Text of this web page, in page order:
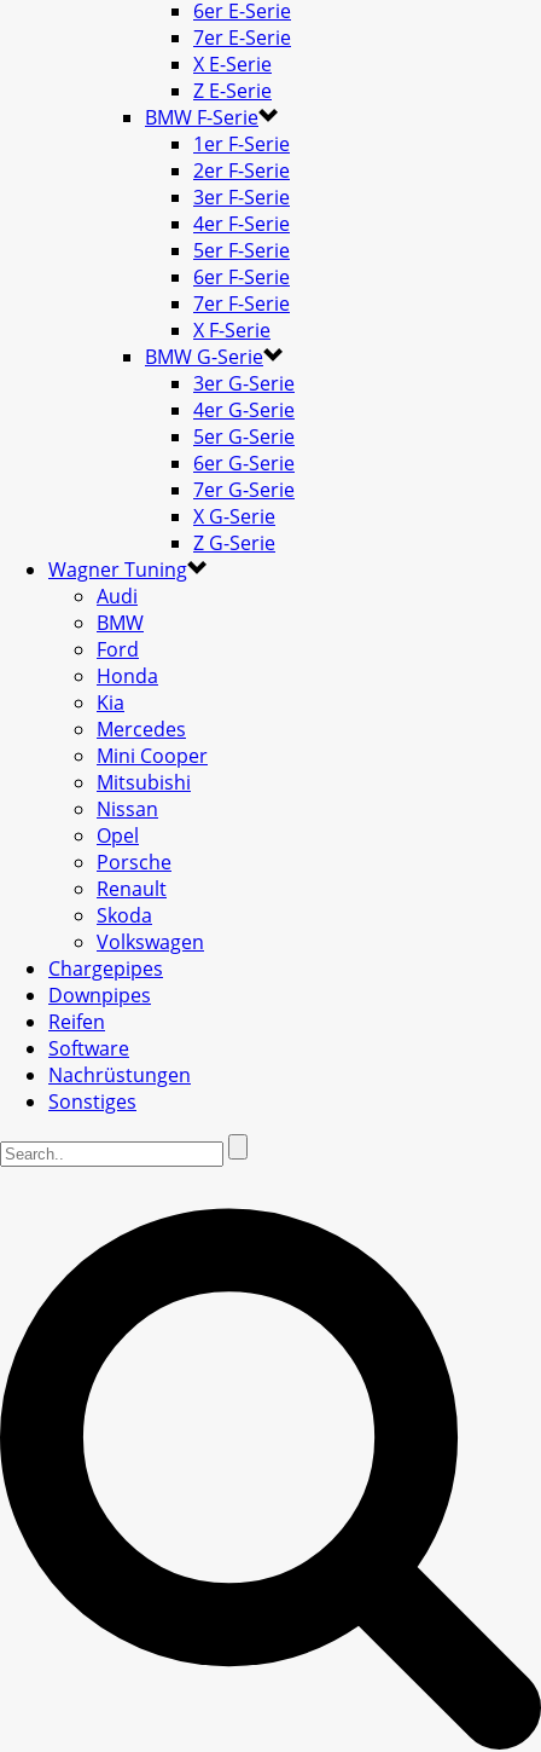
6er E-Serie
7er E-Serie
X E-Serie
Z E-Serie
BMW F-Serie
1er F-Serie
2er F-Serie
3er F-Serie
4er F-Serie
5er F-Serie
6er F-Serie
7er F-Serie
X F-Serie
BMW G-Serie
3er G-Serie
4er G-Serie
5er G-Serie
6er G-Serie
7er G-Serie
X G-Serie
Z G-Serie
Wagner Tuning
Audi
BMW
Ford
Honda
Kia
Mercedes
Mini Cooper
Mitsubishi
Nissan
Opel
Porsche
Renault
Skoda
Volkswagen
Chargepipes
Downpipes
Reifen
Software
Nachrüstungen
Sonstiges